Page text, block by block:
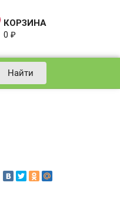
КОРЗИНА
0₽
Найти